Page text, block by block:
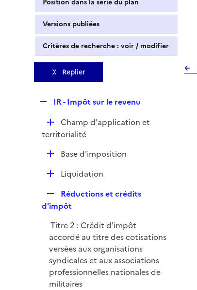
Position dans la série du plan
Versions publiées
Critères de recherche : voir / modifier
Replier
p
l
i
e
r
IR - Impôt sur le revenu
D
é
Champ d'application et
territorialité
D
e
r
Base d'imposition
D
l
i
e
r
Liquidation
e
l
i
e
r
Réductions et crédits
d'impôt
Titre 2 : Crédit d'impôt
accordé au titre des cotisations
versées aux organisations
syndicales et aux associations
professionnelles nationales de
militaires